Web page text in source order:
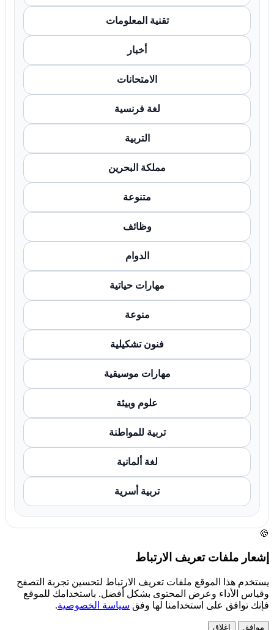
تقنية المعلومات
أخبار
الامتحانات
لغة فرنسية
التربية
مملكة البحرين
متنوعة
وظائف
الدوام
مهارات حياتية
منوعة
فنون تشكيلية
مهارات موسيقية
علوم وبيئة
تربية للمواطنة
لغة ألمانية
تربية أسرية
🍪
إشعار ملفات تعريف الارتباط
يستخدم هذا الموقع ملفات تعريف الارتباط لتحسين تجربة التصفح
وقياس الأداء وعرض المحتوى بشكل أفضل. باستخدامك للموقع
فإنك توافق على استخدامنا لها وفق سياسة الخصوصية.
موافق إغلاق